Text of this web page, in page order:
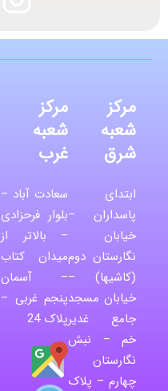
مرکز
شعبه
شرق
ابتدای
پاسداران –
خیابان
نگارستان دوم
(کاشیها) –
خیابان مسجد
جامع غدیر
خم – نبش
نگارستان
چهارم – پلاک
مرکز
شعبه
غرب
سعادت آباد –
بلوار فرحزادی
– بالاتر از
میدان کتاب
– آسمان
پنجم غربی –
پلاک 24